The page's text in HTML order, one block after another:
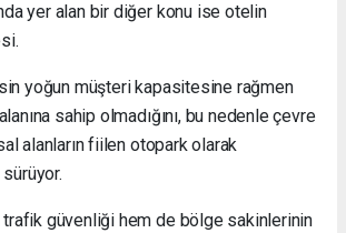
yer alan bir diğer konu ise otelin
yoğun müşteri kapasitesine rağmen
sahip olmadığını, bu nedenle çevre
alanların fiilen otopark olarak
sürüyor.
trafik güvenliği hem de bölge sakinlerinin